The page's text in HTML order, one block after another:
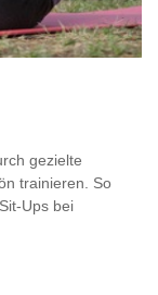
gezielte
trainieren. So
Ups bei